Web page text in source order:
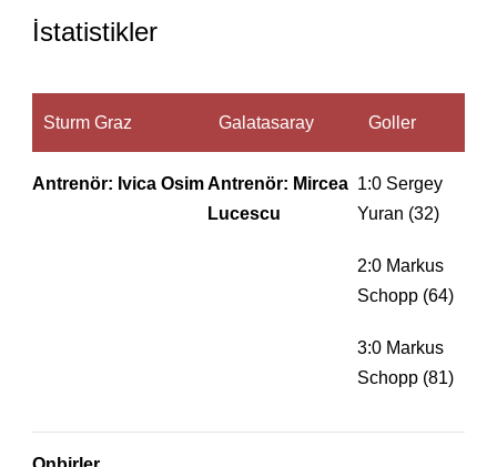
İstatistikler
Sturm Graz Galatasaray Goller
Antrenör: Ivica OsimAntrenör: Mircea
Lucescu
1:0 Sergey
Yuran (32)
2:0 Markus
Schopp (64)
3:0 Markus
Schopp (81)